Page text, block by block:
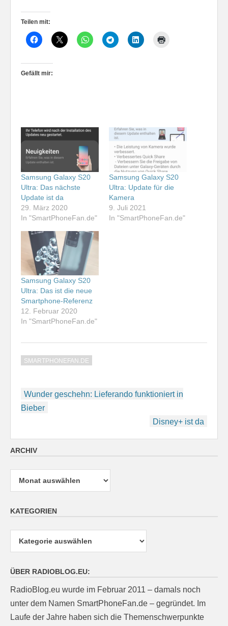
Teilen mit:
Gefällt mir:
Samsung Galaxy S20
Ultra: Das nächste
Update ist da
29. März 2020
In "SmartPhoneFan.de"
Samsung Galaxy S20
Ultra: Update für die
Kamera
9. Juli 2021
In "SmartPhoneFan.de"
Samsung Galaxy S20
Ultra: Das ist die neue
Smartphone-Referenz
12. Februar 2020
In "SmartPhoneFan.de"
SMARTPHONEFAN.DE
Beitragsnavigation
Wunder geschehn: Lieferando funktioniert in
Bieber
Disney+ ist da
ARCHIV
Archiv
KATEGORIEN
ÜBER RADIOBLOG.EU:
RadioBlog.eu wurde im Februar 2011 – damals noch
unter dem Namen SmartPhoneFan.de – gegründet. Im
Laufe der Jahre haben sich die Themenschwerpunkte